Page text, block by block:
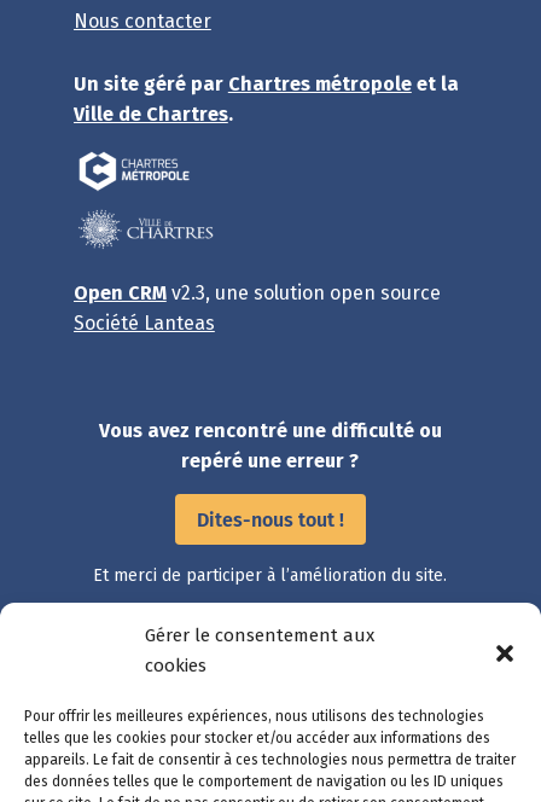
Nous contacter
Un site géré par Chartres métropoleet la
Ville de Chartres.
Open CRMv2.3, une solution open source
Société Lanteas
Vous avez rencontré une difficulté ou
repéré une erreur ?
Dites-nous tout !
Et merci de participer à l’amélioration du site.
Accès rapide
Catalogue des démarches
Suivre ma démarche
Mon compte
Gérer le consentement aux
cookies
Pour offrir les meilleures expériences, nous utilisons des technologies
telles que les cookies pour stocker et/ou accéder aux informations des
appareils. Le fait de consentir à ces technologies nous permettra de traiter
des données telles que le comportement de navigation ou les ID uniques